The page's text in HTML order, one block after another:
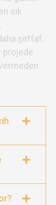
sık
şeffaf,
projede